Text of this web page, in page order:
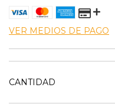
VER MEDIOS DE PAGO
CANTIDAD